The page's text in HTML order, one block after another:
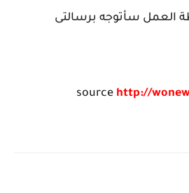
العمل سأتوجه برسالتى
source http://